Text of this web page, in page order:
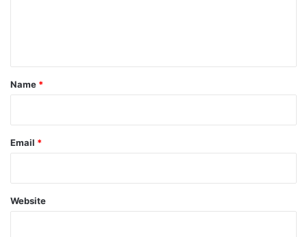
*
Name *
Email *
Website